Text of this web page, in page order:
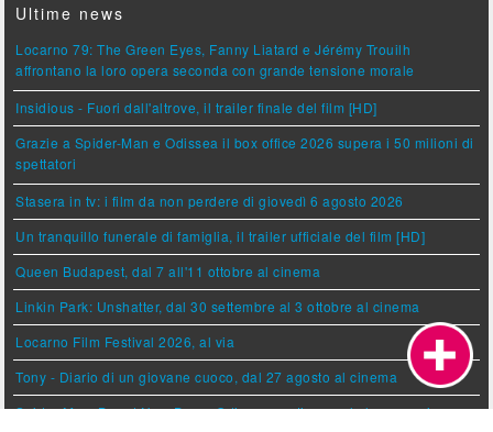
Ultime news
Locarno 79: The Green Eyes, Fanny Liatard e Jérémy Trouilh
affrontano la loro opera seconda con grande tensione morale
Insidious - Fuori dall'altrove, il trailer finale del film [HD]
Grazie a Spider-Man e Odissea il box office 2026 supera i 50 milioni di
spettatori
Stasera in tv: i film da non perdere di giovedì 6 agosto 2026
Un tranquillo funerale di famiglia, il trailer ufficiale del film [HD]
Queen Budapest, dal 7 all'11 ottobre al cinema
Linkin Park: Unshatter, dal 30 settembre al 3 ottobre al cinema
Locarno Film Festival 2026, al via
Tony - Diario di un giovane cuoco, dal 27 agosto al cinema
Spider-Man: Brand New Day e Odissea continuano la loro marcia